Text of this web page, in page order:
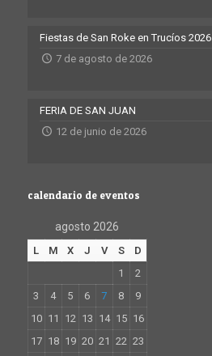
Fiestas de San Roke en Trucíos 2026
7 de agosto de 2026
FERIA DE SAN JUAN
12 de junio de 2026
calendario de eventos
agosto 2026
L M X J V S
D
1
2
3
4 5 6 7 8
9
10 11 12 13 14 15 16
17 18 19 20 21 22 23